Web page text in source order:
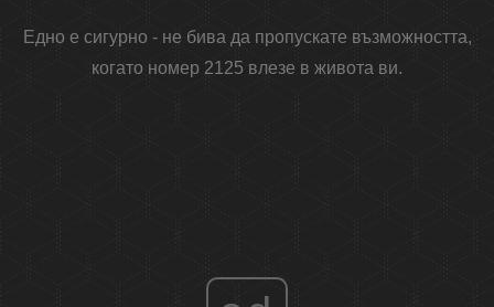
Едно е сигурно - не бива да пропускате възможността,
когато номер 2125 влезе в живота ви.